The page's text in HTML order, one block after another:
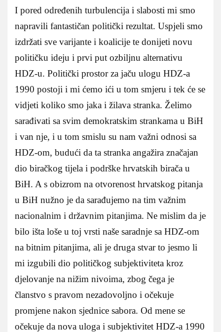
I pored određenih turbulencija i slabosti mi smo
napravili fantastičan politički rezultat. Uspjeli smo
izdržati sve varijante i koalicije te donijeti novu
političku ideju i prvi put ozbiljnu alternativu
HDZ-u. Politički prostor za jaču ulogu HDZ-a
1990 postoji i mi ćemo ići u tom smjeru i tek će se
vidjeti koliko smo jaka i žilava stranka. Želimo
sarađivati sa svim demokratskim strankama u BiH
i van nje, i u tom smislu su nam važni odnosi sa
HDZ-om, budući da ta stranka angažira značajan
dio biračkog tijela i podrške hrvatskih birača u
BiH. A s obizrom na otvorenost hrvatskog pitanja
u BiH nužno je da sarađujemo na tim važnim
nacionalnim i državnim pitanjima. Ne mislim da je
bilo išta loše u toj vrsti naše saradnje sa HDZ-om
na bitnim pitanjima, ali je druga stvar to jesmo li
mi izgubili dio političkog subjektiviteta kroz
djelovanje na nižim nivoima, zbog čega je
članstvo s pravom nezadovoljno i očekuje
promjene nakon sjednice sabora. Od mene se
očekuje da nova uloga i subjektivitet HDZ-a 1990